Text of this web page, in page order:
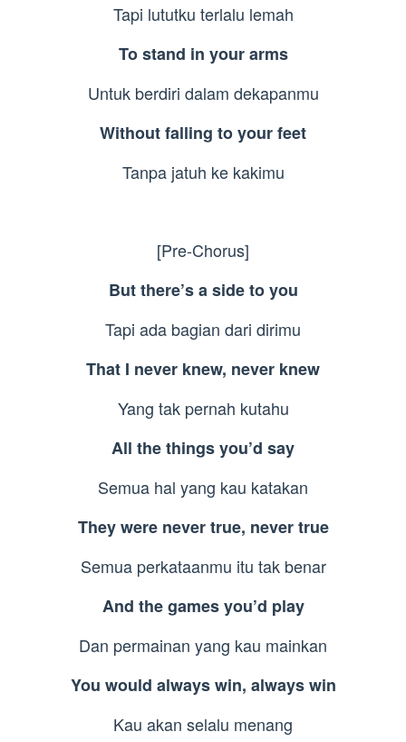
Tapi lututku terlalu lemah
To stand in your arms
Untuk berdiri dalam dekapanmu
Without falling to your feet
Tanpa jatuh ke kakimu
[Pre-Chorus]
But there’s a side to you
Tapi ada bagian dari dirimu
That I never knew, never knew
Yang tak pernah kutahu
All the things you’d say
Semua hal yang kau katakan
They were never true, never true
Semua perkataanmu itu tak benar
And the games you’d play
Dan permainan yang kau mainkan
You would always win, always win
Kau akan selalu menang